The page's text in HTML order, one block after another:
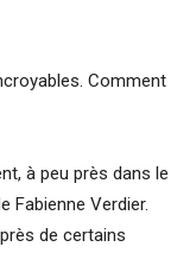
Comment
à peu près dans le
Fabienne Verdier.
de certains